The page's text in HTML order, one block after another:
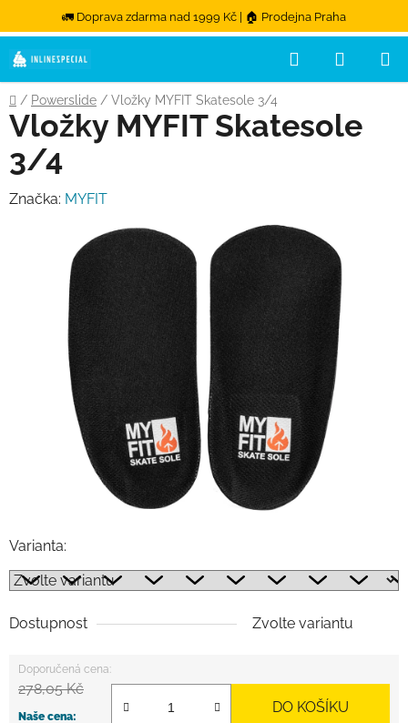
🚛 Doprava zdarma nad 1999 Kč | 🏠 Prodejna Praha
Přejít na obsah
Hledat
Domů
/ Powerslide / Vložky MYFIT Skatesole 3/4
Varianta:
Dostupnost Zvolte variantu
278,05 Kč
DO KOŠÍKU
Vložky MYFIT Skatesole
3/4
Značka: MYFIT